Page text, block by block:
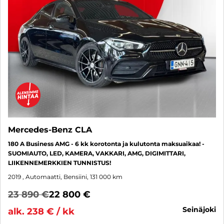
Mercedes-Benz CLA
180 A Business AMG - 6 kk korotonta ja kulutonta maksuaikaa! -
SUOMIAUTO, LED, KAMERA, VAKKARI, AMG, DIGIMITTARI,
LIIKENNEMERKKIEN TUNNISTUS!
2019 , Automaatti, Bensiini, 131 000 km
23 890 €22 800 €
alk. 238 € / kk
seinäjoki